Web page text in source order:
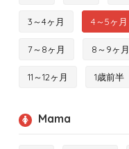
3～4ヶ月 4～5ヶ月
7～8ヶ月 8～9ヶ月
11～12ヶ月 1歳前半
Mama